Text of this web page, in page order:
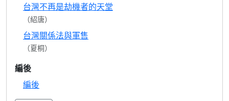
台灣不再是劫機者的天堂
（紹唐）
台灣關係法與軍售
（夏桐）
編後
編後